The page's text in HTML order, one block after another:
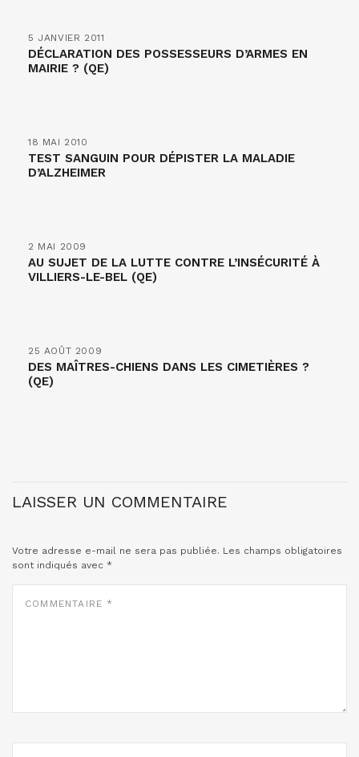
5 JANVIER 2011
DÉCLARATION DES POSSESSEURS D’ARMES EN
MAIRIE ? (QE)
18 MAI 2010
TEST SANGUIN POUR DÉPISTER LA MALADIE
D’ALZHEIMER
2 MAI 2009
AU SUJET DE LA LUTTE CONTRE L’INSÉCURITÉ À
VILLIERS-LE-BEL (QE)
25 AOÛT 2009
DES MAÎTRES-CHIENS DANS LES CIMETIÈRES ?
(QE)
LAISSER UN COMMENTAIRE
Votre adresse e-mail ne sera pas publiée. Les champs obligatoires
sont indiqués avec *